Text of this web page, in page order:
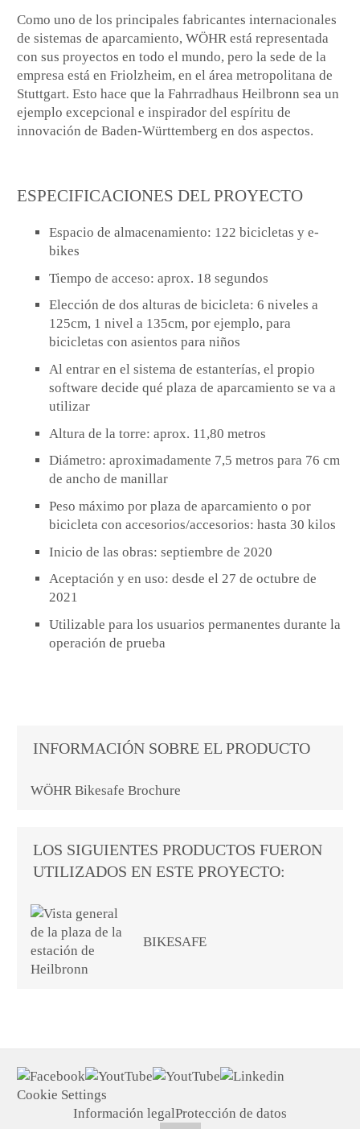
Como uno de los principales fabricantes internacionales
de sistemas de aparcamiento, WÖHR está representada
con sus proyectos en todo el mundo, pero la sede de la
empresa está en Friolzheim, en el área metropolitana de
Stuttgart. Esto hace que la Fahrradhaus Heilbronn sea un
ejemplo excepcional e inspirador del espíritu de
innovación de Baden-Württemberg en dos aspectos.
ESPECIFICACIONES DEL PROYECTO
Espacio de almacenamiento: 122 bicicletas y e-
bikes
Tiempo de acceso: aprox. 18 segundos
Elección de dos alturas de bicicleta: 6 niveles a
125cm, 1 nivel a 135cm, por ejemplo, para
bicicletas con asientos para niños
Al entrar en el sistema de estanterías, el propio
software decide qué plaza de aparcamiento se va a
utilizar
Altura de la torre: aprox. 11,80 metros
Diámetro: aproximadamente 7,5 metros para 76 cm
de ancho de manillar
Peso máximo por plaza de aparcamiento o por
bicicleta con accesorios/accesorios: hasta 30 kilos
Inicio de las obras: septiembre de 2020
Aceptación y en uso: desde el 27 de octubre de
2021
Utilizable para los usuarios permanentes durante la
operación de prueba
INFORMACIÓN SOBRE EL PRODUCTO
WÖHR Bikesafe Brochure
LOS SIGUIENTES PRODUCTOS FUERON
UTILIZADOS EN ESTE PROYECTO:
BIKESAFE
Cookie Settings
Información legalProtección de datos